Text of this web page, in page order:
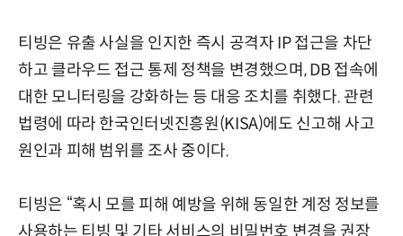
티빙은 유출 사실을 인지한 즉시 공격자 IP 접근을 차단
하고 클라우드 접근 통제 정책을 변경했으며, DB 접속에
대한 모니터링을 강화하는 등 대응 조치를 취했다. 관련
법령에 따라 한국인터넷진흥원(KISA)에도 신고해 사고
원인과 피해 범위를 조사 중이다.
티빙은 “혹시 모를 피해 예방을 위해 동일한 계정 정보를
사용하는 티빙 및 기타 서비스의 비밀번호 변경을 권장